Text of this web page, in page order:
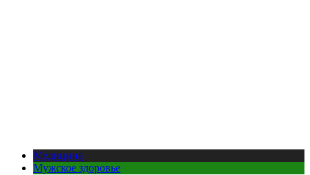
Медицина
Мужское здоровье